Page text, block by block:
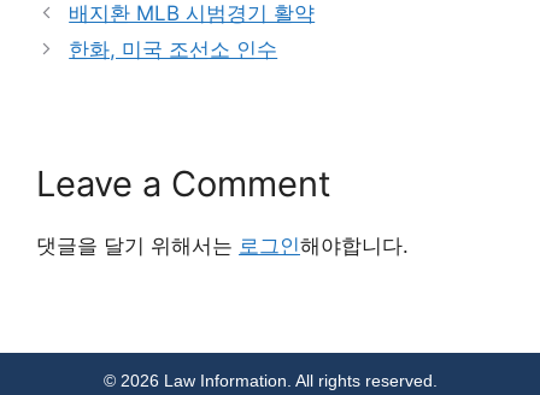
배지환 MLB 시범경기 활약
한화, 미국 조선소 인수
Leave a Comment
댓글을 달기 위해서는 로그인해야합니다.
© 2026 Law Information. All rights reserved.